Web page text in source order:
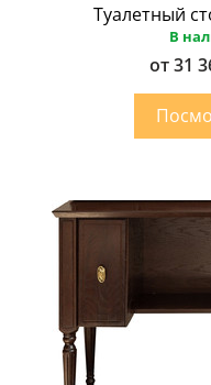
Туалетный
В
от 31